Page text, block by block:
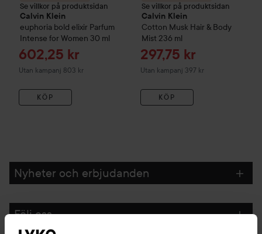
Se villkor på produktsidan
Calvin Klein
euphoria bold elixir Parfum
Intense for Women 30 ml
Reapris
602,25 kr
Utan kampanj 803 kr
KÖP
Se villkor på produktsidan
Calvin Klein
Cotton Musk Hair & Body
Mist 236 ml
Reapris
297,75 kr
Utan kampanj 397 kr
KÖP
Nyheter och erbjudanden
Följ oss